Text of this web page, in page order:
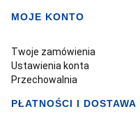
MOJE KONTO
Twoje zamówienia
Ustawienia konta
Przechowalnia
PŁATNOŚCI I DOSTAWA